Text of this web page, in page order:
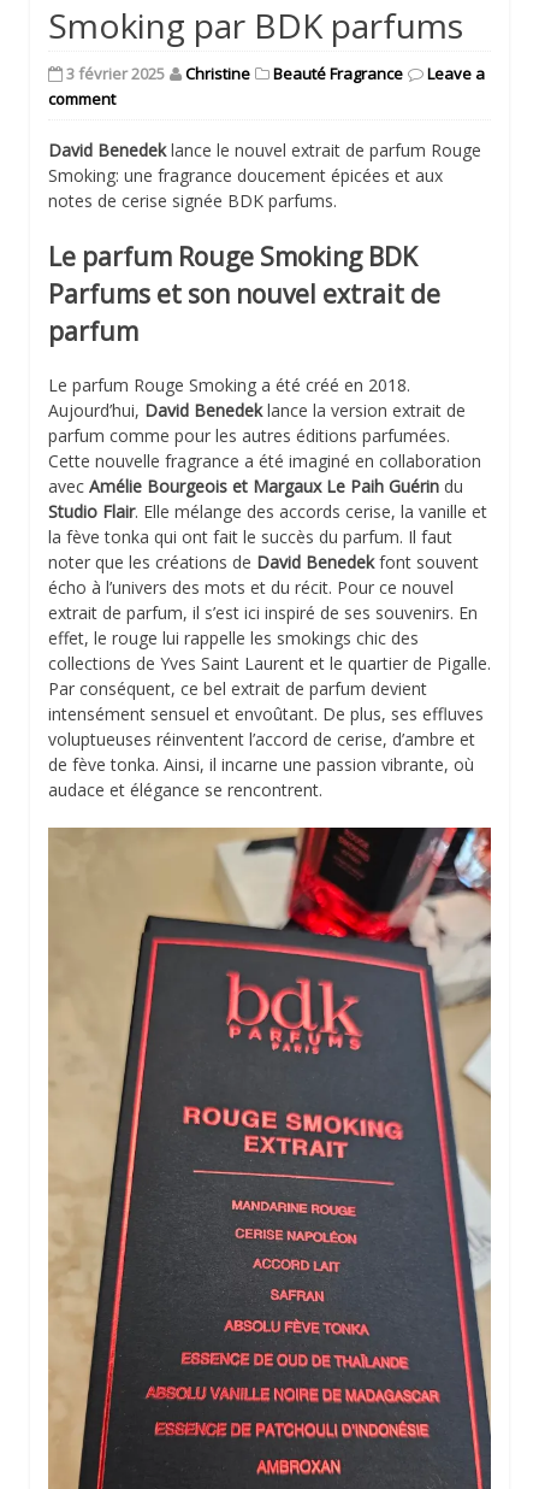
Smoking par BDK parfums
3 février 2025 Christine Beauté Fragrance
Leave a
comment
David Benedeklance le nouvel extrait de parfum Rouge
Smoking: une fragrance doucement épicées et aux
notes de cerise signée BDK parfums.
Le parfum Rouge Smoking BDK
Parfums et son nouvel extrait de
parfum
Le parfum Rouge Smoking a été créé en 2018.
Aujourd’hui, David Benedeklance la version extrait de
parfum comme pour les autres éditions parfumées.
Cette nouvelle fragrance a été imaginé en collaboration
avec Amélie Bourgeois et Margaux Le Paih Guérin du
Studio Flair. Elle mélange des accords cerise, la vanille et
la fève tonka qui ont fait le succès du parfum. Il faut
noter que les créations de David Benedekfont souvent
écho à l’univers des mots et du récit. Pour ce nouvel
extrait de parfum, il s’est ici inspiré de ses souvenirs. En
effet, le rouge lui rappelle les smokings chic des
collections de Yves Saint Laurent et le quartier de Pigalle.
Par conséquent, ce bel extrait de parfum devient
intensément sensuel et envoûtant. De plus, ses effluves
voluptueuses réinventent l’accord de cerise, d’ambre et
de fève tonka. Ainsi, il incarne une passion vibrante, où
audace et élégance se rencontrent.